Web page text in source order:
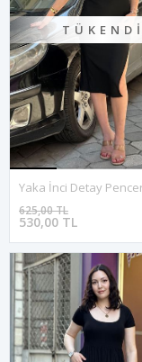
TÜKENDI
530,00 TL
625,00 TL